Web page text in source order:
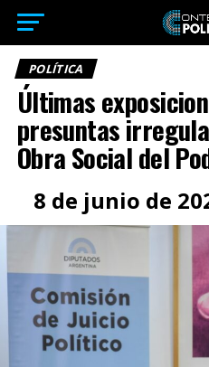
POLÍTICA
Últimas
presuntas
Obra Social del
8 de junio de